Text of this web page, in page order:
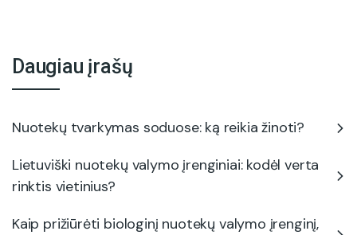
Daugiau įrašų
Nuotekų tvarkymas soduose: ką reikia žinoti?
Lietuviški nuotekų valymo įrenginiai: kodėl verta
rinktis vietinius?
Kaip prižiūrėti biologinį nuotekų valymo įrenginį,